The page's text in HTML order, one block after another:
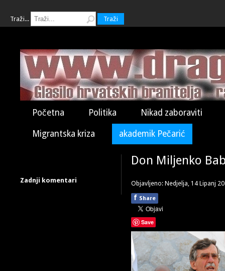
Traži... Traži
Početna Politika Nikad zaboraviti
Migrantska kriza akademik Pečarić
Zadnji komentari
Don Miljenko
Objavljeno: Nedjelja, 14 Lipanj
f Share
Save